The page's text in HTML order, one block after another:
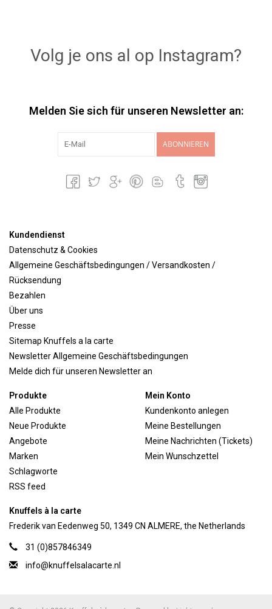
Volg je ons al op Instagram?
Melden Sie sich für unseren Newsletter an:
ABONNIEREN
Kundendienst
Datenschutz & Cookies
Allgemeine Geschäftsbedingungen / Versandkosten /
Rücksendung
Bezahlen
Über uns
Presse
Sitemap Knuffels a la carte
Newsletter Allgemeine Geschäftsbedingungen
Melde dich für unseren Newsletter an
Produkte
Alle Produkte
Neue Produkte
Angebote
Marken
Schlagworte
RSS feed
Mein Konto
Kundenkonto anlegen
Meine Bestellungen
Meine Nachrichten (Tickets)
Mein Wunschzettel
Knuffels à la carte
Frederik van Eedenweg 50, 1349 CN ALMERE, the Netherlands
31 (0)857846349
info@knuffelsalacarte.nl